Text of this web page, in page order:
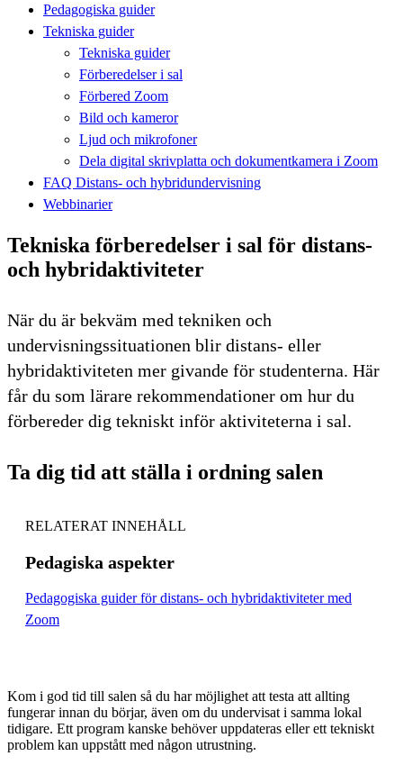
Pedagogiska guider
Tekniska guider
Tekniska guider
Förberedelser i sal
Förbered Zoom
Bild och kameror
Ljud och mikrofoner
Dela digital skrivplatta och dokumentkamera i Zoom
FAQ Distans- och hybridundervisning
Webbinarier
Tekniska förberedelser i sal för distans-
och hybridaktiviteter
När du är bekväm med tekniken och
undervisningssituationen blir distans- eller
hybridaktiviteten mer givande för studenterna. Här
får du som lärare rekommendationer om hur du
förbereder dig tekniskt inför aktiviteterna i sal.
Ta dig tid att ställa i ordning salen
RELATERAT INNEHÅLL
Pedagiska aspekter
Pedagogiska guider för distans- och hybridaktiviteter med
Zoom
Kom i god tid till salen så du har möjlighet att testa att allting
fungerar innan du börjar, även om du undervisat i samma lokal
tidigare. Ett program kanske behöver uppdateras eller ett tekniskt
problem kan uppstått med någon utrustning.